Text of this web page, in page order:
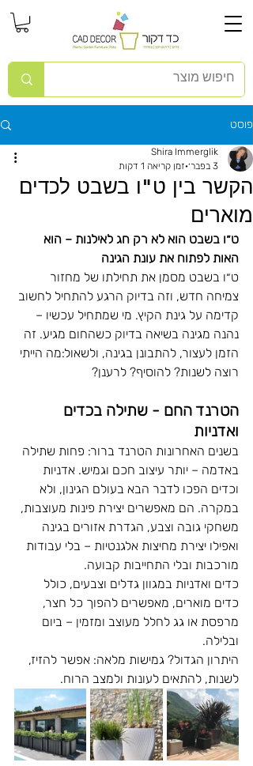
פוסט
הקשר בין ט"ו בשבט לכדים
מוארים
Shira Immerglik
3 בפבר׳
זמן קריאה 1 דקות
ט״ו בשבט הוא לא רק חג לאילנות – הוא
האות לפתוח את עונת הגינה
ט״ו בשבט מסמן את תחילתו של מחזור
צמיחה חדש, וזה בדיוק הרגע להתחיל לחשוב
קדימה על גינת הקיץ. מי שמתחיל עכשיו –
נהנה מגינה בשיאה בדיוק כשהחום מגיע. זה
הזמן לעצור, להתבונן בגינה, ולשאול:מה הייתי
רוצה לשנות? להוסיף? לרענן?
הטרנד החם - שתילה בכדים
ואדניות
בשנים האחרונות הטרנד ברור: פחות שתילה
באדמה – יותר עיצוב חכם וגמיש. אדניות
וכדים הפכו לדבר הבא בעולם הגינון, ולא
במקרה. הם מאפשרים יצירת פינות מעוצבות,
משחקי גובה וצבע, הגדרת אזורים בגינה
ואפילו יצירת מחיצות אלגנטיות – בלי עבודות
מורכבות ובלי התחייבות קבועה.
כדים ואדניות במגוון גדלים וצבעים, כולל
כדים מוארים, מאפשרים להפוך כל חצר,
מרפסת או גג לחלל מעוצב ומזמין – ביום
ובלילה.
היתרון הגדול? גמישות מלאה: אפשר להזיז,
לשנות, להתאים לעונות ולמצב הרוח.